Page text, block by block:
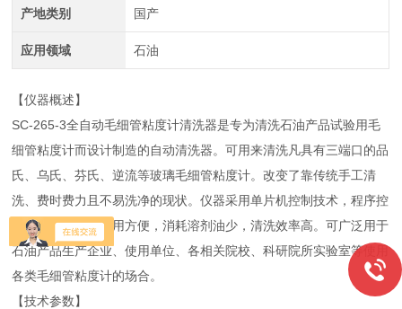
产地类别 国产
应用领域 石油
【仪器概述】
SC-265-3全自动毛细管粘度计清洗器是专为清洗石油产品试验用毛
细管粘度计而设计制造的自动清洗器。可用来清洗凡具有三端口的品
氏、乌氏、芬氏、逆流等玻璃毛细管粘度计。改变了靠传统手工清
洗、费时费力且不易洗净的现状。仪器采用单片机控制技术，程序控
制，自动清洗，使用方便，消耗溶剂油少，清洗效率高。可广泛用于
石油产品生产企业、使用单位、各相关院校、科研院所实验室等使用
各类毛细管粘度计的场合。
【技术参数】